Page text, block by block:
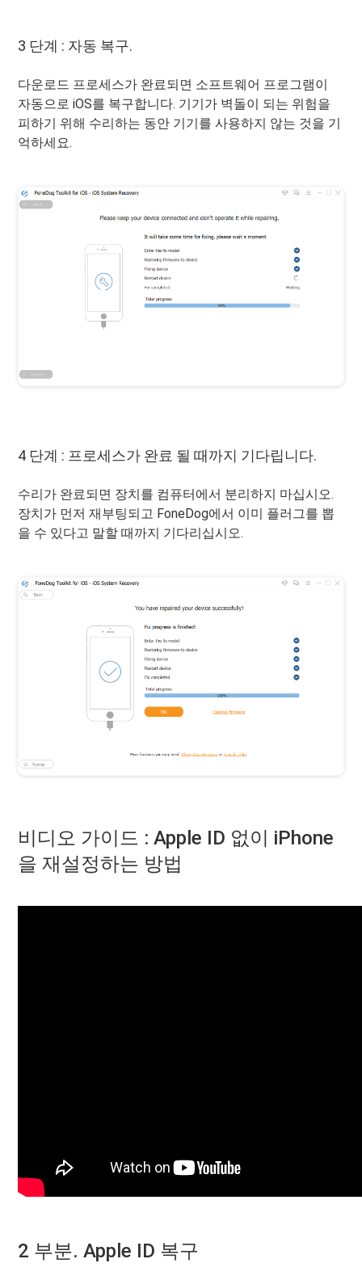
3 단계 : 자동 복구.
다운로드 프로세스가 완료되면 소프트웨어 프로그램이
자동으로 iOS를 복구합니다. 기기가 벽돌이 되는 위험을
피하기 위해 수리하는 동안 기기를 사용하지 않는 것을 기
억하세요.
4 단계 : 프로세스가 완료 될 때까지 기다립니다.
수리가 완료되면 장치를 컴퓨터에서 분리하지 마십시오.
장치가 먼저 재부팅되고 FoneDog에서 이미 플러그를 뽑
을 수 있다고 말할 때까지 기다리십시오.
비디오 가이드 : Apple ID 없이 iPhone
을 재설정하는 방법
2 부분. Apple ID 복구